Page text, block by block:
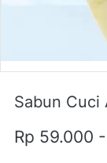
Sabun Cuci
Rp 59.000